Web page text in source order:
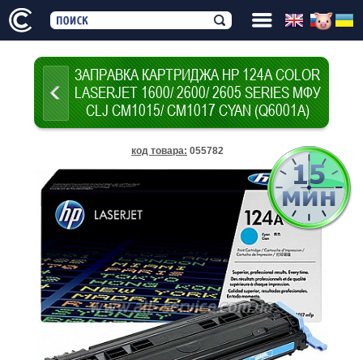
ЗАПРАВКА КАРТРИДЖА HP 124A COLOR
LASERJET 1600/ 2600/ 2605 SERIES МФУ
CLJ CM1015/ CM1017 CYAN (Q6001A)
код товара: 055782